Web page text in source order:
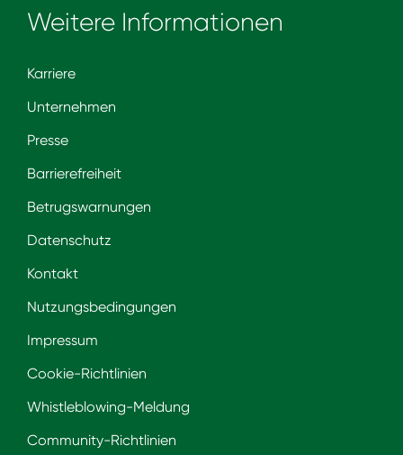
Weitere Informationen
Karriere
Unternehmen
Presse
Barrierefreiheit
Betrugswarnungen
Datenschutz
Kontakt
Nutzungsbedingungen
Impressum
Cookie-Richtlinien
Whistleblowing-Meldung
Community-Richtlinien